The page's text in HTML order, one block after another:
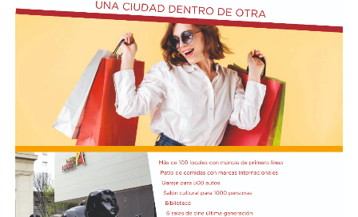
En la conferencia de prensa acompañaron a Bullrich los
presidentes de las comisiones de Asuntos
Constitucionales, Agustín Coto (LLA-Tierra del Fuego),
y de Legislación General, Nadia Márquez (LLA-Neuquén).
FOTO: Bullrich, durante la conferencia de prensa en el
Senado. Rodrigo Néspolo/LA NACIÓN